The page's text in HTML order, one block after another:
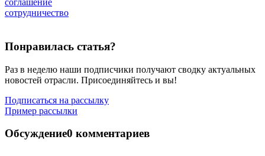
соглашение
сотрудничество
Понравилась статья?
Раз в неделю наши подписчики получают сводку актуальных
новостей отрасли. Присоединяйтесь и вы!
Подписаться на рассылку
Пример рассылки
Обсуждение0 комментариев